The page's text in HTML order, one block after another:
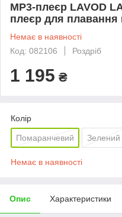
MP3-плеєр LAVOD
плеєр для плавання
Немає в наявності
Код: 082106
Роздріб
1 195 ₴
Колір
Помаранчевий Зелений
Немає в наявності
Опис Характеристики